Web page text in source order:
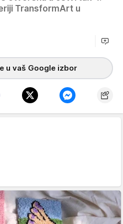
TransformArt u
u vaš Google izbor